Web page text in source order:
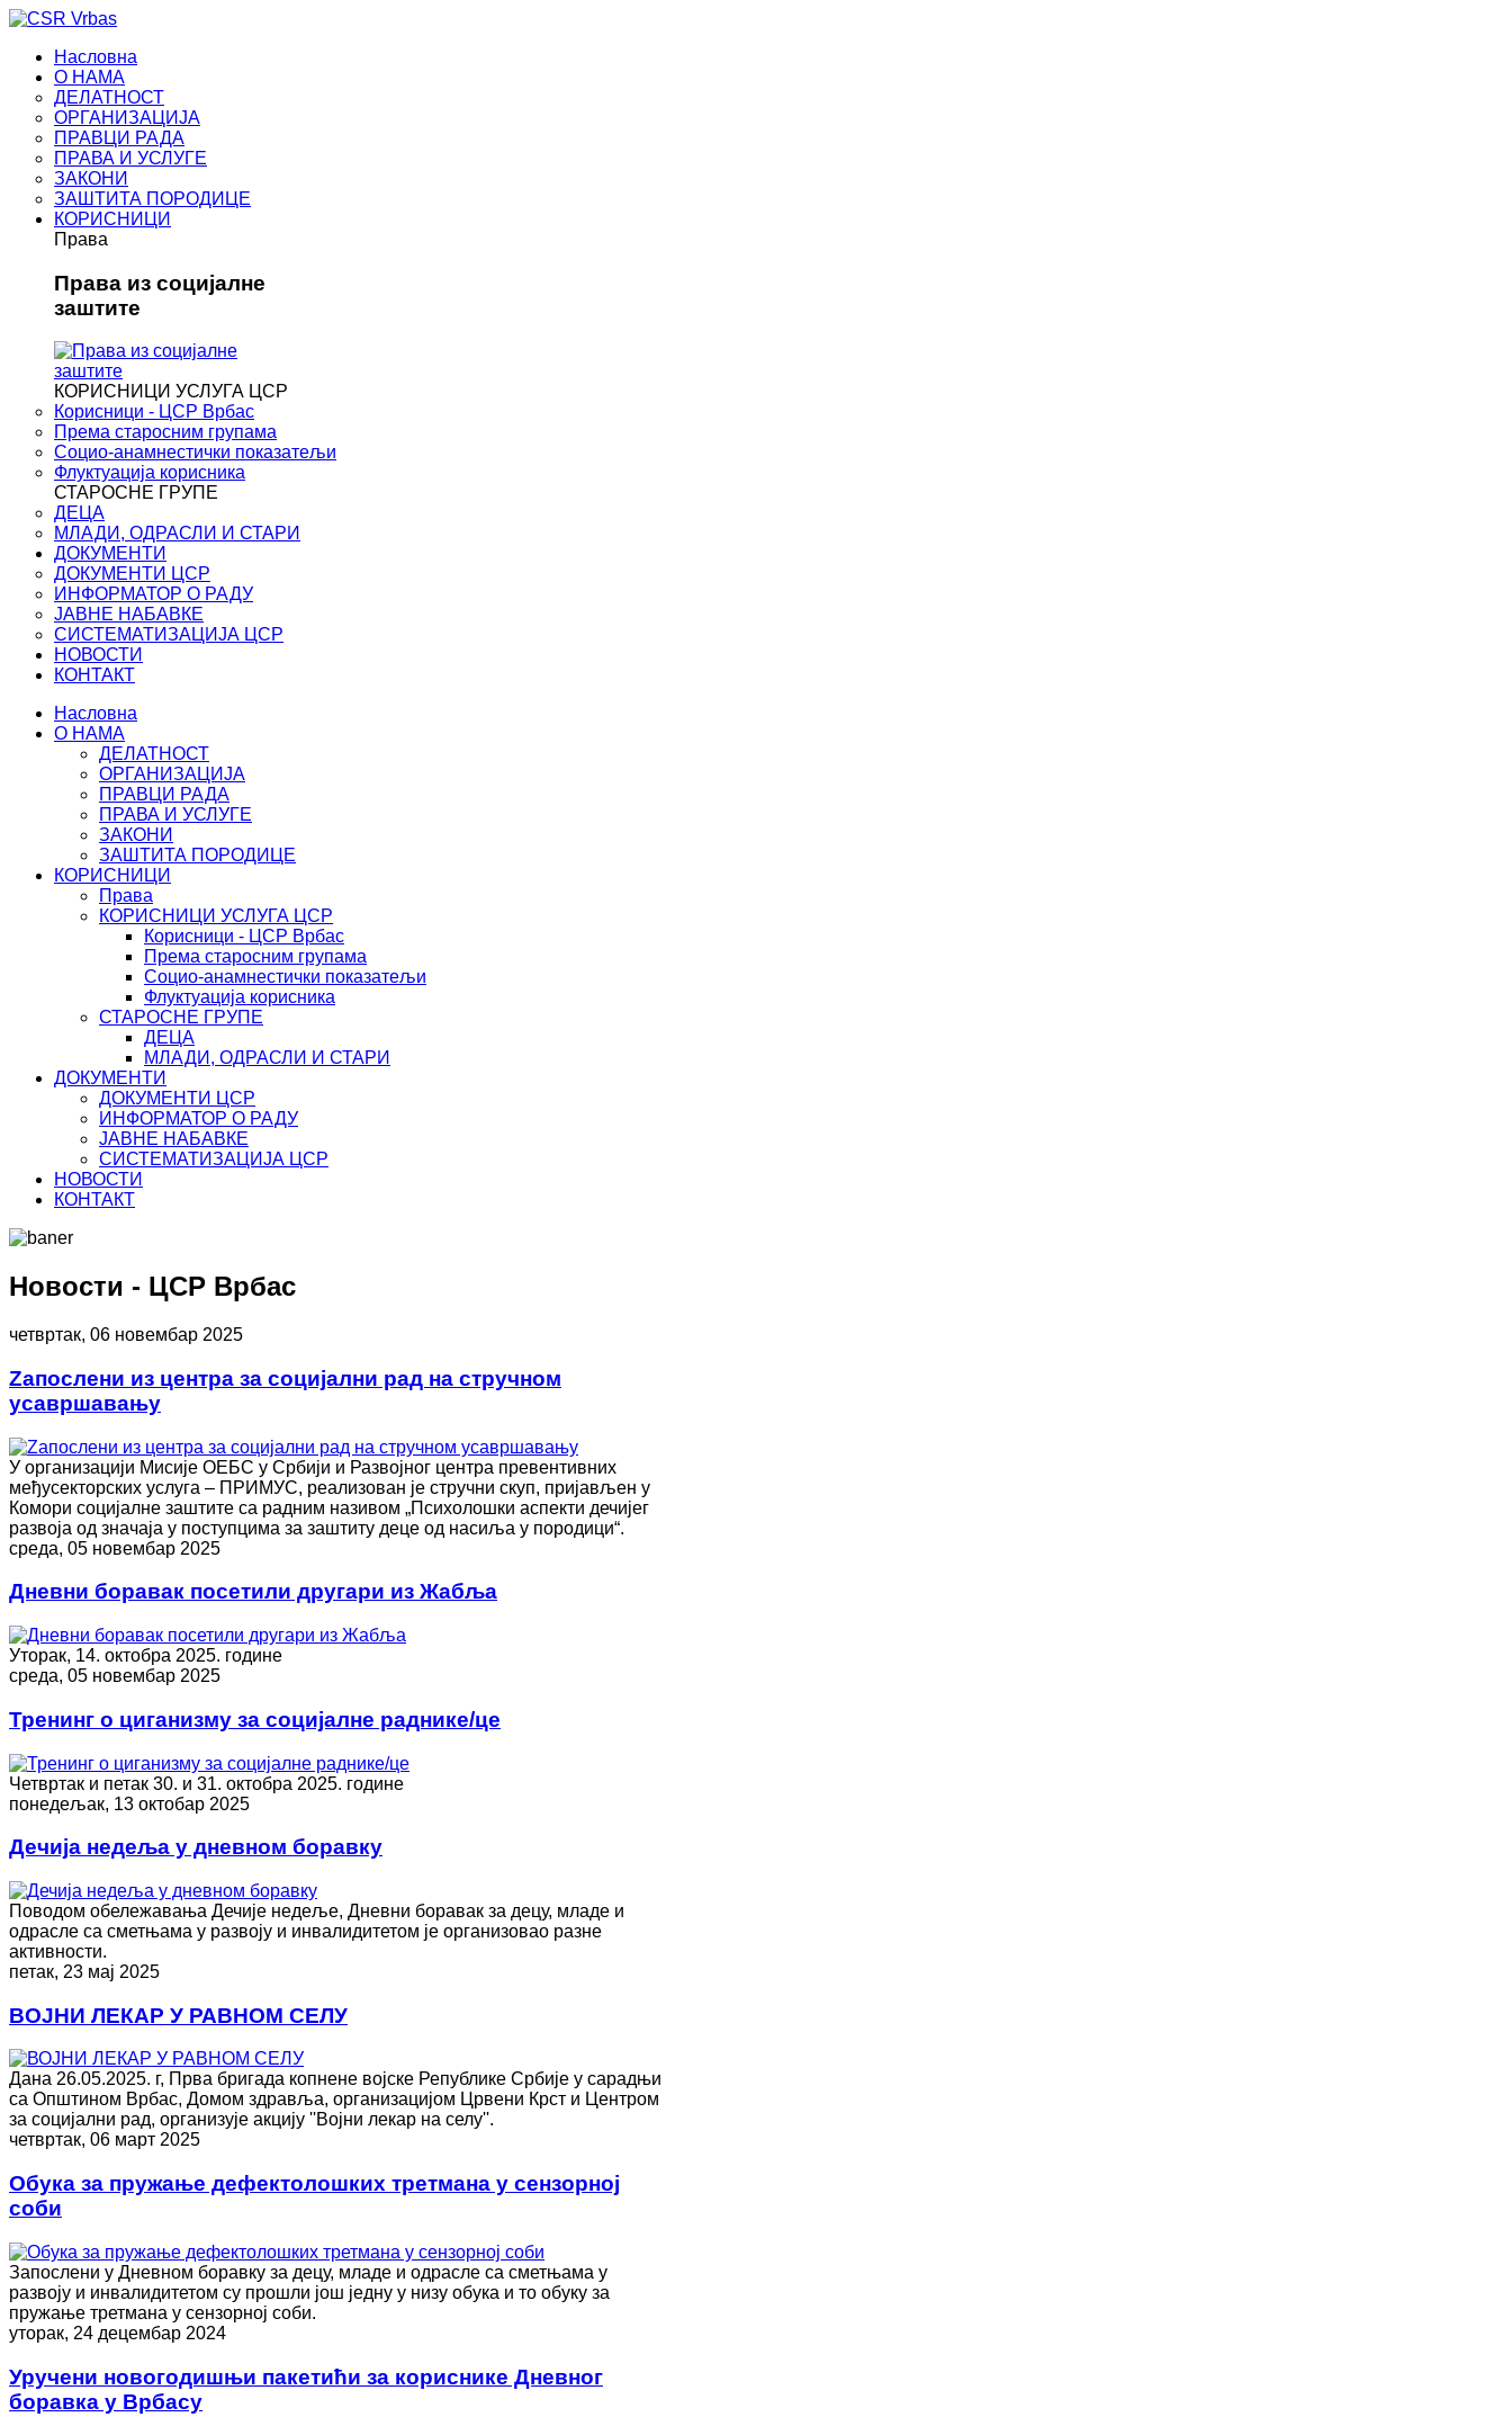
Насловна
О НАМА
ДЕЛАТНОСТ
ОРГАНИЗАЦИЈА
ПРАВЦИ РАДА
ПРАВА И УСЛУГЕ
ЗАКОНИ
ЗАШТИТА ПОРОДИЦЕ
КОРИСНИЦИ
Права
Права из социјалне
заштите
КОРИСНИЦИ УСЛУГА ЦСР
Корисници - ЦСР Врбас
Према старосним групама
Социо-анамнестички показатељи
Флуктуација корисника
СТАРОСНЕ ГРУПЕ
ДЕЦА
МЛАДИ, ОДРАСЛИ И СТАРИ
ДОКУМЕНТИ
ДОКУМЕНТИ ЦСР
ИНФОРМАТОР О РАДУ
ЈАВНЕ НАБАВКЕ
СИСТЕМАТИЗАЦИЈА ЦСР
НОВОСТИ
КОНТАКТ
Насловна
О НАМА
ДЕЛАТНОСТ
ОРГАНИЗАЦИЈА
ПРАВЦИ РАДА
ПРАВА И УСЛУГЕ
ЗАКОНИ
ЗАШТИТА ПОРОДИЦЕ
КОРИСНИЦИ
Права
КОРИСНИЦИ УСЛУГА ЦСР
Корисници - ЦСР Врбас
Према старосним групама
Социо-анамнестички показатељи
Флуктуација корисника
СТАРОСНЕ ГРУПЕ
ДЕЦА
МЛАДИ, ОДРАСЛИ И СТАРИ
ДОКУМЕНТИ
ДОКУМЕНТИ ЦСР
ИНФОРМАТОР О РАДУ
ЈАВНЕ НАБАВКЕ
СИСТЕМАТИЗАЦИЈА ЦСР
НОВОСТИ
КОНТАКТ
Новости - ЦСР Врбас
четвртак, 06 новембар 2025
Zапослени из центра за социјални рад на стручном
усавршавању
У организацији Мисије ОЕБС у Србији и Развојног центра превентивних
међусекторских услуга – ПРИМУС, реализован је стручни скуп, пријављен у
Комори социјалне заштите са радним називом „Психолошки аспекти дечијег
развоја од значаја у поступцима за заштиту деце од насиља у породици“.
среда, 05 новембар 2025
Дневни боравак посетили другари из Жабља
Уторак, 14. октобра 2025. године
среда, 05 новембар 2025
Тренинг о циганизму за социјалне раднике/це
Четвртак и петак 30. и 31. октобра 2025. године
понедељак, 13 октобар 2025
Дечија недеља у дневном боравку
Поводом обележавања Дечије недеље, Дневни боравак за децу, младе и
одрасле са сметњама у развоју и инвалидитетом je организовао разне
активности.
петак, 23 мај 2025
ВОЈНИ ЛЕКАР У РАВНОМ СЕЛУ
Дана 26.05.2025. г, Прва бригада копнене војске Републике Србије у сарадњи
са Општином Врбас, Домом здравља, организацијом Црвени Крст и Центром
за социјални рад, организује акцију ''Војни лекар на селу''.
четвртак, 06 март 2025
Обука за пружање дефектолошких третмана у сензорној
соби
Запослени у Дневном боравку за децу, младе и одрасле са сметњама у
развоју и инвалидитетом су прошли још једну у низу обука и то обуку за
пружање третмана у сензорној соби.
уторак, 24 децембар 2024
Уручени новогодишњи пакетићи за кориснике Дневног
боравка у Врбасу